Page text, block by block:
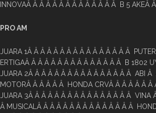
INNOVAÂ Â Â Â Â Â Â Â Â Â Â Â Â Â B 5 AKEÂ
PRO AM
JUARA 1Â Â Â Â Â Â Â Â Â Â Â Â Â Â Â Â
ERTIGAÂ Â Â Â Â Â Â Â Â Â Â Â Â Â Â B 1802
JUARA 2Â Â Â Â Â Â Â Â Â Â Â Â Â Â Â Â
MOTORÂ Â Â Â Â Â HONDA CRVÂ Â Â Â Â Â
JUARA 3Â Â Â Â Â Â Â Â Â Â Â Â Â Â Â Â
Â MUSICALÂ Â Â Â Â Â Â Â Â Â Â Â Â Â Â